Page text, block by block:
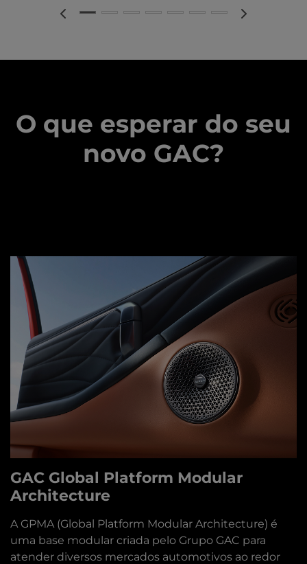
O que esperar do seu
novo GAC?
GAC Global Platform Modular
Architecture
A GPMA (Global Platform Modular Architecture) é
uma base modular criada pelo Grupo GAC para
atender diversos mercados automotivos ao redor